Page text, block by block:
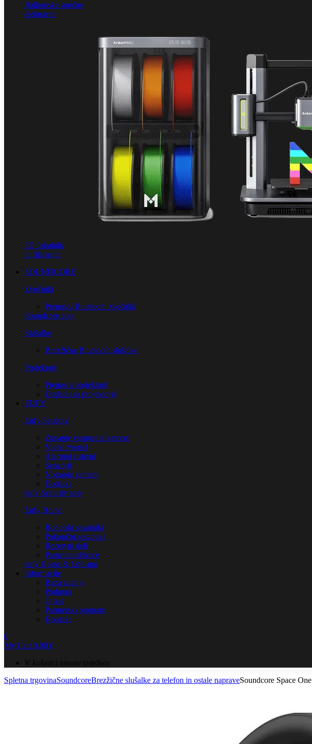
Balkonske sončne
elektrarne
3D tiskalnik
in filamenti
SOUNDCORE
Zvočniki
Prenosni Bluetooth zvočniki
Soundcore app
Slušalke
Brezžične Bluetooth slušalke
Projektorji
Prenosni projektorji
Dodatki za projektorje
EUFY
Eufy Security
Zunanje varnostne kamere
Video zvonci
Alarmni sistemi
Senzorji
Notranje kamere
Dodatki
eufy Security app
Eufy Home
Robotski sesalniki
Pokončni sesalniki
Rezervni deli
Pametne tehtnice
eufy Home & Life app
Informacije
Baza znanja
Podpora
O nas
Partnerski program
Kontakt
0
My Cart0,00 €
V košarici nimate izdelkov
Spletna trgovinaSoundcoreBrezžične slušalke za telefon in ostale napraveSoundcore Space One